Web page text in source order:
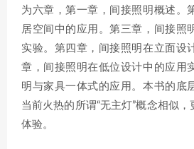
为六章，第一章，间接照明概述。
居空间中的应用。第三章，间接照
实验。第四章，间接照明在立面设
章，间接照明在低位设计中的应用
明与家具一体式的应用。本书的底
当前火热的所谓“无主灯”概念相似
体验。